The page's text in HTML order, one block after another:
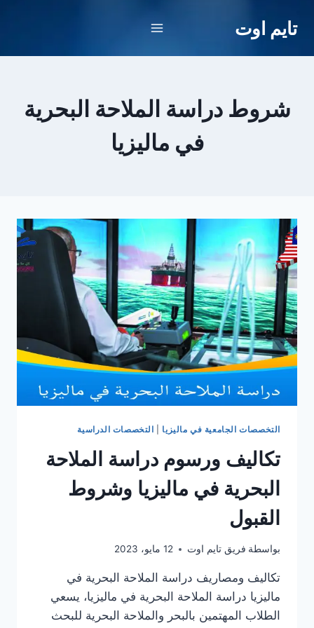
تايم اوت
شروط دراسة الملاحة البحرية
في ماليزيا
التخصصات الجامعية في ماليزيا التخصصات الدراسية
تكاليف ورسوم دراسة الملاحة
البحرية في ماليزيا وشروط
القبول
بواسطة فريق تايم اوت 12 مايو، 2023
تكاليف ومصاريف دراسة الملاحة البحرية في
ماليزيا دراسة الملاحة البحرية في ماليزيا، يسعي
الطلاب المهتمين بالبحر والملاحة البحرية للبحث